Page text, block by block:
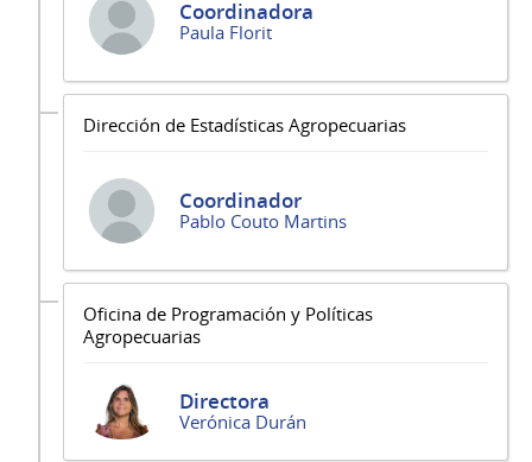
Coordinadora
Paula Florit
Dirección de Estadísticas Agropecuarias
Coordinador
Pablo Couto Martins
Oficina de Programación y Políticas
Agropecuarias
Directora
Verónica Durán